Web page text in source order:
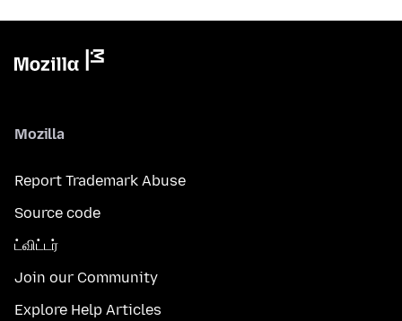
Mozilla
Report Trademark Abuse
Source code
ட்விட்டர்
Join our Community
Explore Help Articles